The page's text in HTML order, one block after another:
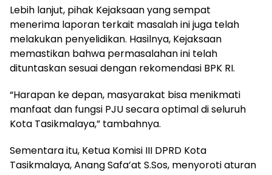
Lebih lanjut, pihak Kejaksaan yang sempat
menerima laporan terkait masalah ini juga telah
melakukan penyelidikan. Hasilnya, Kejaksaan
memastikan bahwa permasalahan ini telah
dituntaskan sesuai dengan rekomendasi BPK RI.
“Harapan ke depan, masyarakat bisa menikmati
manfaat dan fungsi PJU secara optimal di seluruh
Kota Tasikmalaya,” tambahnya.
Sementara itu, Ketua Komisi III DPRD Kota
Tasikmalaya, Anang Safa’at S.Sos, menyoroti aturan